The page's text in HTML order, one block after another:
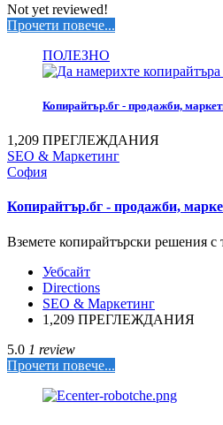
Not yet reviewed!
Прочети повече...
ПОЛЕЗНО
Копирайтър.бг - продажби,
1,209 ПРЕГЛЕЖДАНИЯ
SEO & Маркетинг
София
Копирайтър.бг - продажби,
Вземете копирайтърски решения
Уебсайт
Directions
SEO & Маркетинг
1,209 ПРЕГЛЕЖДАНИЯ
5.0 1 review
Прочети повече...